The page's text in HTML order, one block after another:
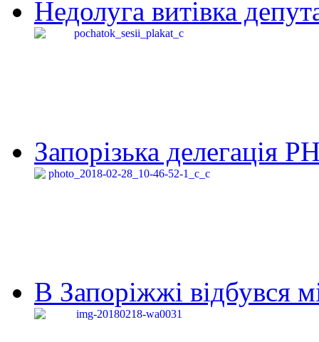
Недолуга витівка
Запорізька делегація
В Запоріжжі відбувся